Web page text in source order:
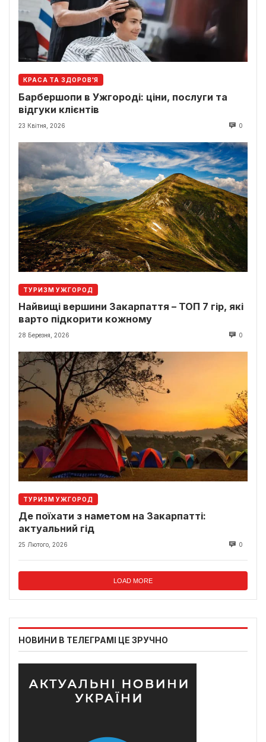
КРАСА ТА ЗДОРОВ'Я
Барбершопи в Ужгороді: ціни, послуги та
відгуки клієнтів
23 Квітня, 2026 0
ТУРИЗМ УЖГОРОД
Найвищі вершини Закарпаття – ТОП 7 гір, які
варто підкорити кожному
28 Березня, 2026 0
ТУРИЗМ УЖГОРОД
Де поїхати з наметом на Закарпатті:
актуальний гід
25 Лютого, 2026 0
LOAD MORE
НОВИНИ В ТЕЛЕГРАМІ ЦЕ ЗРУЧНО